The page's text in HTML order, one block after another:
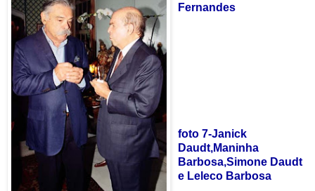
Fernandes
foto 7-Janick
Daudt,Maninha
Barbosa,Simone Daudt
e Leleco Barbosa